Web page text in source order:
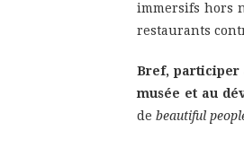
immersifs hors
restaurants
Bref, participer
musée et au
de beautiful